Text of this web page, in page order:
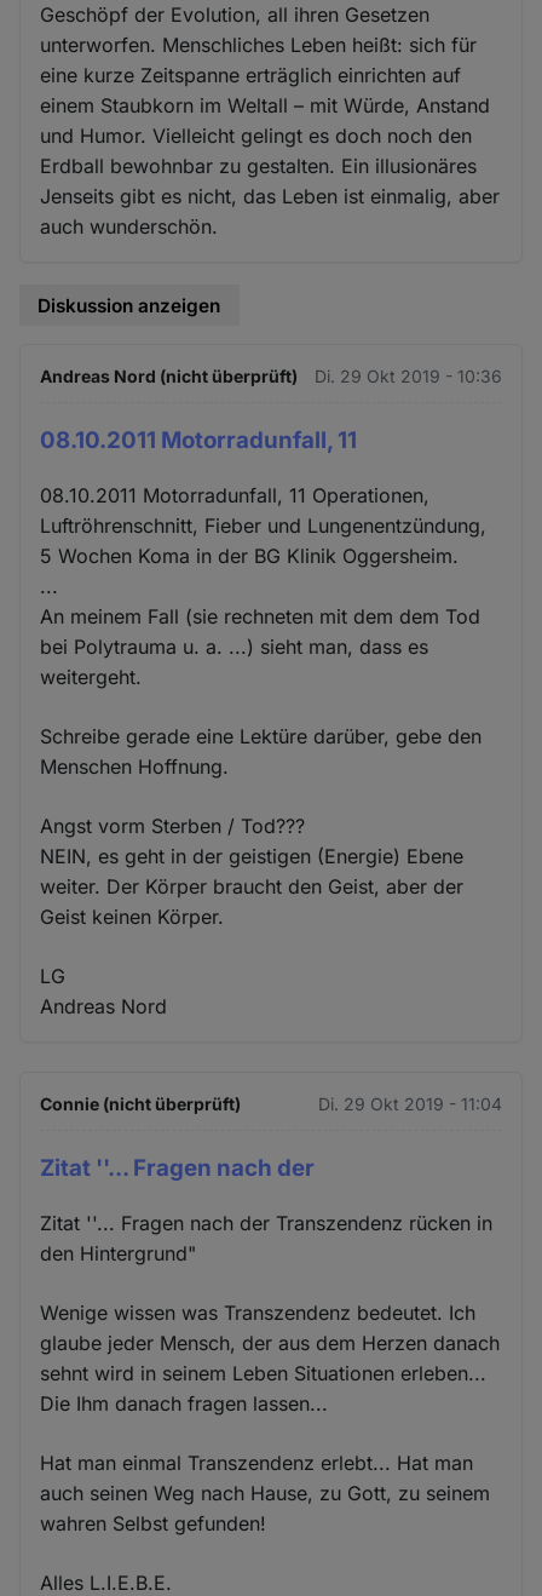
Geschöpf der Evolution, all ihren Gesetzen
unterworfen. Menschliches Leben heißt: sich für
eine kurze Zeitspanne erträglich einrichten auf
einem Staubkorn im Weltall – mit Würde, Anstand
und Humor. Vielleicht gelingt es doch noch den
Erdball bewohnbar zu gestalten. Ein illusionäres
Jenseits gibt es nicht, das Leben ist einmalig, aber
auch wunderschön.
Diskussion anzeigen
Andreas Nord (nicht überprüft) Di. 29 Okt 2019 - 10:36
08.10.2011 Motorradunfall, 11
08.10.2011 Motorradunfall, 11 Operationen,
Luftröhrenschnitt, Fieber und Lungenentzündung,
5 Wochen Koma in der BG Klinik Oggersheim.
...
An meinem Fall (sie rechneten mit dem dem Tod
bei Polytrauma u. a. ...) sieht man, dass es
weitergeht.
Schreibe gerade eine Lektüre darüber, gebe den
Menschen Hoffnung.
Angst vorm Sterben / Tod???
NEIN, es geht in der geistigen (Energie) Ebene
weiter. Der Körper braucht den Geist, aber der
Geist keinen Körper.
LG
Andreas Nord
Connie (nicht überprüft) Di. 29 Okt 2019 - 11:04
Zitat ''... Fragen nach der
Zitat ''... Fragen nach der Transzendenz rücken in
den Hintergrund"
Wenige wissen was Transzendenz bedeutet. Ich
glaube jeder Mensch, der aus dem Herzen danach
sehnt wird in seinem Leben Situationen erleben...
Die Ihm danach fragen lassen...
Hat man einmal Transzendenz erlebt... Hat man
auch seinen Weg nach Hause, zu Gott, zu seinem
wahren Selbst gefunden!
Alles L.I.E.B.E.